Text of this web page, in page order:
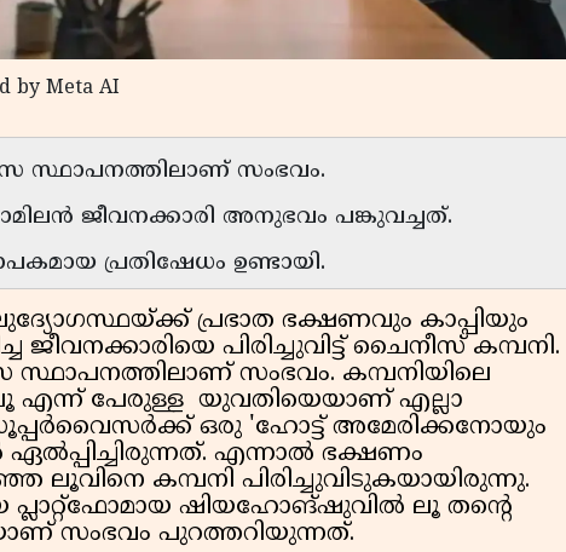
by Meta AI
സ്ഥാപനത്തിലാണ് സംഭവം.
ജീവനക്കാരി അനുഭവം പങ്കുവച്ചത്.
പ്രതിഷേധം ഉണ്ടായി.
പ്രഭാത ഭക്ഷണവും കാപ്പിയും
ജീവനക്കാരിയെ പിരിച്ചുവിട്ട് ചൈനീസ് കമ്പനി.
സ്ഥാപനത്തിലാണ് സംഭവം. കമ്പനിയിലെ
എന്ന് പേരുള്ള യുവതിയെയാണ് എല്ലാ
ഒരു 'ഹോട്ട് അമേരിക്കനോയും
എന്നാല്‍ ഭക്ഷണം
കമ്പനി പിരിച്ചുവിടുകയായിരുന്നു.
ഷിയഹോങ്ഷുവില്‍ ലൂ തന്റെ
സംഭവം പുറത്തറിയുന്നത്.